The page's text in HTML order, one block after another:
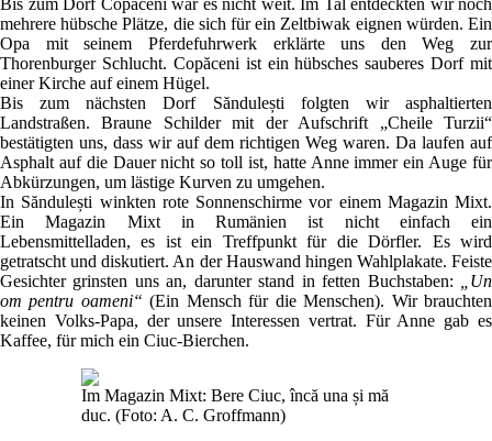
mehrere hübsche Plätze, die sich für ein Zeltbiwak eignen würden. Ein
Opa mit seinem Pferdefuhrwerk erklärte uns den Weg zur
Thorenburger Schlucht. Copăceni ist ein hübsches sauberes Dorf mit
einer Kirche auf einem Hügel.
Bis zum nächsten Dorf Săndulești folgten wir asphaltierten
Landstraßen. Braune Schilder mit der Aufschrift „Cheile Turzii“
bestätigten uns, dass wir auf dem richtigen Weg waren. Da laufen auf
Asphalt auf die Dauer nicht so toll ist, hatte Anne immer ein Auge für
Abkürzungen, um lästige Kurven zu umgehen.
In Săndulești winkten rote Sonnenschirme vor einem Magazin Mixt.
Ein Magazin Mixt in Rumänien ist nicht einfach ein
Lebensmittelladen, es ist ein Treffpunkt für die Dörfler. Es wird
getratscht und diskutiert. An der Hauswand hingen Wahlplakate. Feiste
Gesichter grinsten uns an, darunter stand in fetten Buchstaben:
„Un
om pentru oameni“ (Ein Mensch für die Menschen). Wir brauchten
keinen Volks-Papa, der unsere Interessen vertrat. Für Anne gab es
Kaffee, für mich ein Ciuc-Bierchen.
Im Magazin Mixt: Bere Ciuc, încă una și mă
duc. (Foto: A. C. Groffmann)